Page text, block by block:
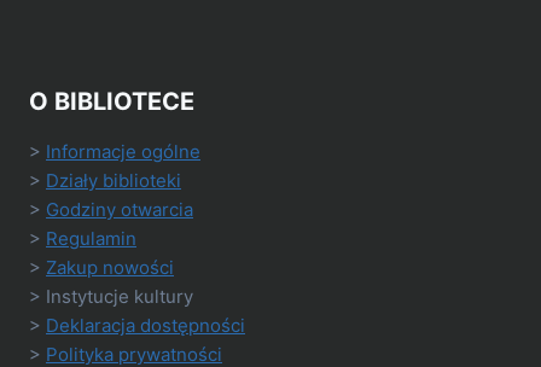
O BIBLIOTECE
> Informacje ogólne
> Działy biblioteki
> Godziny otwarcia
> Regulamin
> Zakup nowości
> Instytucje kultury
> Deklaracja dostępności
> Polityka prywatności